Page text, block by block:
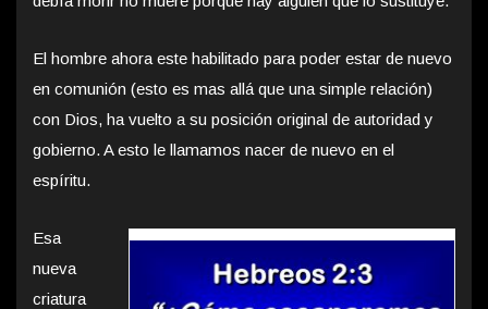
El hombre ahora este habilitado para poder estar de nuevo
en comunión (esto es mas allá que una simple relación)
con Dios, ha vuelto a su posición original de autoridad y
gobierno. A esto le llamamos nacer de nuevo en el
espíritu.
Esa
nueva
criatura